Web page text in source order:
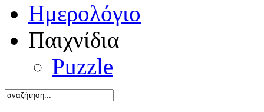
Ημερολόγιο
Παιχνίδια
Puzzle